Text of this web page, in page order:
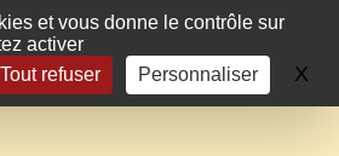
et vous donne le contrôle sur
activer
Tout refuser Personnaliser X